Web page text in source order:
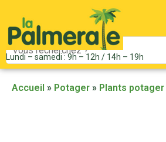
Lundi – samedi : 9h – 12h / 14h – 19h
Mots
clés
:
Accueil » Potager » Plants potager